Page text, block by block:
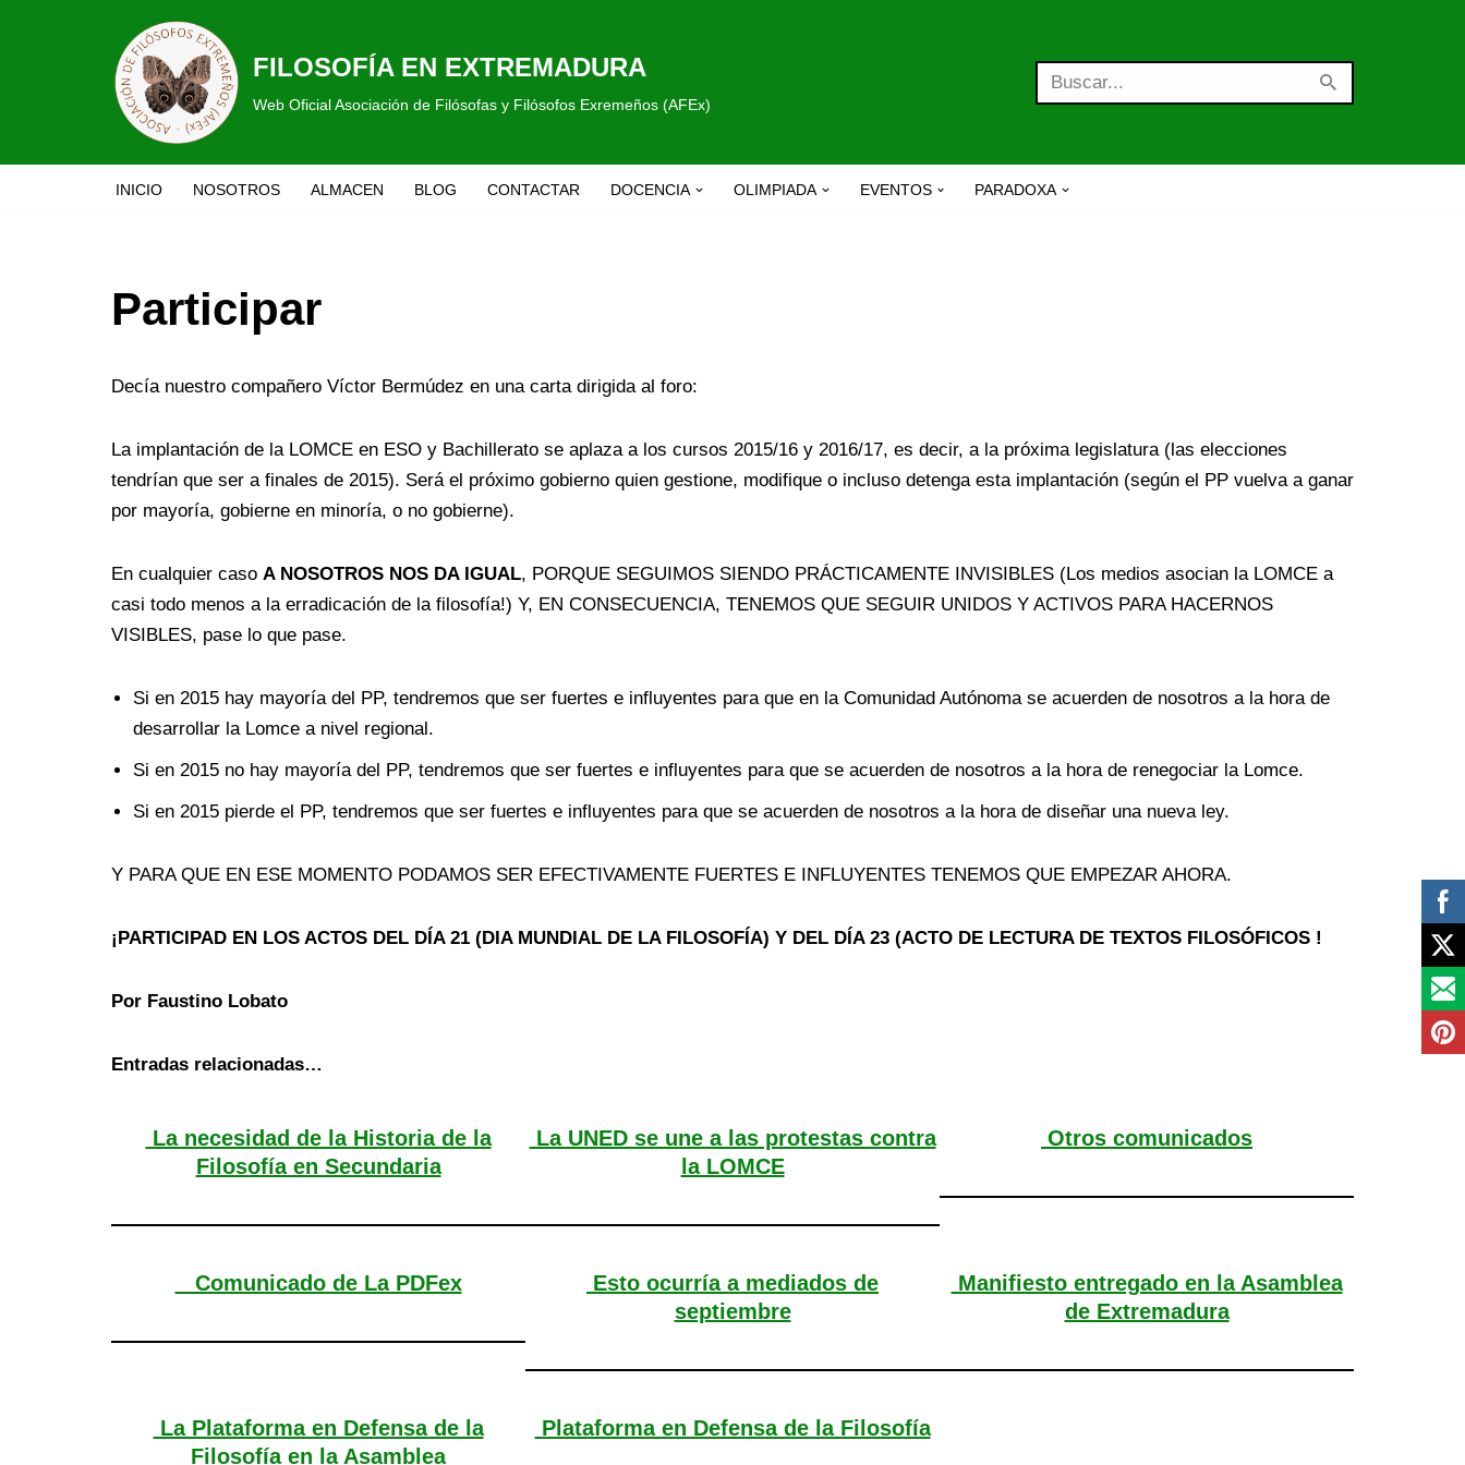
FILOSOFÍA EN EXTREMADURA
Web Oficial Asociación de Filósofas y Filósofos Exremeños (AFEx)
INICIO NOSOTROS ALMACEN BLOG CONTACTAR DOCENCIA OLIMPIADA EVENTOS PARADOXA
Participar
Decía nuestro compañero Víctor Bermúdez en una carta dirigida al foro:
La implantación de la LOMCE en ESO y Bachillerato se aplaza a los cursos 2015/16 y 2016/17, es decir, a la próxima legislatura (las elecciones
tendrían que ser a finales de 2015). Será el próximo gobierno quien gestione, modifique o incluso detenga esta implantación (según el PP vuelva a ganar
por mayoría, gobierne en minoría, o no gobierne).
En cualquier caso A NOSOTROS NOS DA IGUAL, PORQUE SEGUIMOS SIENDO PRÁCTICAMENTE INVISIBLES (Los medios asocian la LOMCE a
casi todo menos a la erradicación de la filosofía!) Y, EN CONSECUENCIA, TENEMOS QUE SEGUIR UNIDOS Y ACTIVOS PARA HACERNOS
VISIBLES, pase lo que pase.
Si en 2015 hay mayoría del PP, tendremos que ser fuertes e influyentes para que en la Comunidad Autónoma se acuerden de nosotros a la hora de
desarrollar la Lomce a nivel regional.
Si en 2015 no hay mayoría del PP, tendremos que ser fuertes e influyentes para que se acuerden de nosotros a la hora de renegociar la Lomce.
Si en 2015 pierde el PP, tendremos que ser fuertes e influyentes para que se acuerden de nosotros a la hora de diseñar una nueva ley.
Y PARA QUE EN ESE MOMENTO PODAMOS SER EFECTIVAMENTE FUERTES E INFLUYENTES TENEMOS QUE EMPEZAR AHORA.
¡PARTICIPAD EN LOS ACTOS DEL DÍA 21 (DIA MUNDIAL DE LA FILOSOFÍA) Y DEL DÍA 23 (ACTO DE LECTURA DE TEXTOS FILOSÓFICOS !
Por Faustino Lobato
Entradas relacionadas…
La necesidad de la Historia de la
Filosofía en Secundaria
La UNED se une a las protestas contra
la LOMCE
Otros comunicados
Comunicado de La PDFex
Esto ocurría a mediados de
septiembre
Manifiesto entregado en la Asamblea
de Extremadura
La Plataforma en Defensa de la
Filosofía en la Asamblea
Plataforma en Defensa de la Filosofía